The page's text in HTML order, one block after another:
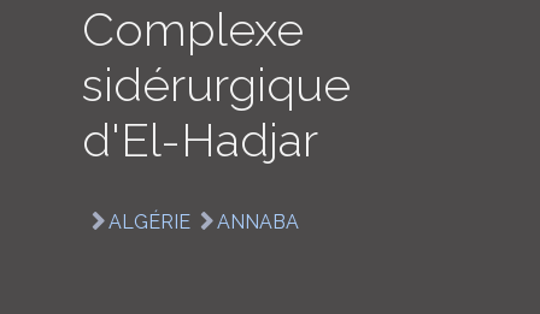
Complexe
sidérurgique
d'El-Hadjar
ALGÉRIE ANNABA